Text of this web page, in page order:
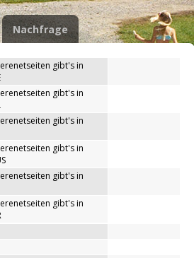
Nachfrage
gibt's in
gibt's in
gibt's in
gibt's in
gibt's in
gibt's in